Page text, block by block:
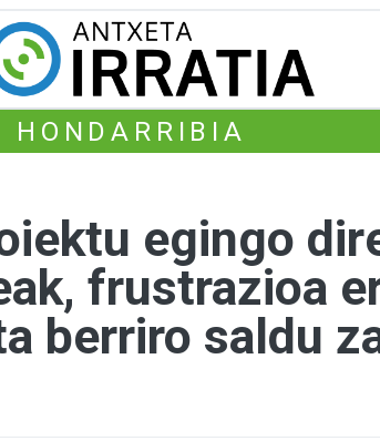
HONDARRIBIA
egingo
frustrazioa
berriro saldu